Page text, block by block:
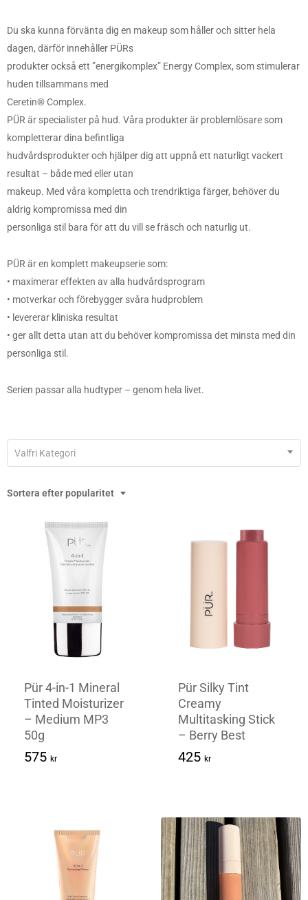
Du ska kunna förvänta dig en makeup som håller och sitter hela
dagen, därför innehåller PÜRs
produkter också ett ”energikomplex” Energy Complex, som stimulerar
huden tillsammans med
Ceretin® Complex.
PÜR är specialister på hud. Våra produkter är problemlösare som
kompletterar dina befintliga
hudvårdsprodukter och hjälper dig att uppnå ett naturligt vackert
resultat – både med eller utan
makeup. Med våra kompletta och trendriktiga färger, behöver du
aldrig kompromissa med din
personliga stil bara för att du vill se fräsch och naturlig ut.
PÜR är en komplett makeupserie som:
• maximerar effekten av alla hudvårdsprogram
• motverkar och förebygger svåra hudproblem
• levererar kliniska resultat
• ger allt detta utan att du behöver kompromissa det minsta med din
personliga stil.
Serien passar alla hudtyper – genom hela livet.
Valfri Kategori
Sortera efter popularitet
Pür 4-in-1 Mineral
Tinted Moisturizer
– Medium MP3
50g
575 kr
Pür Silky Tint
Creamy
Multitasking Stick
– Berry Best
425 kr